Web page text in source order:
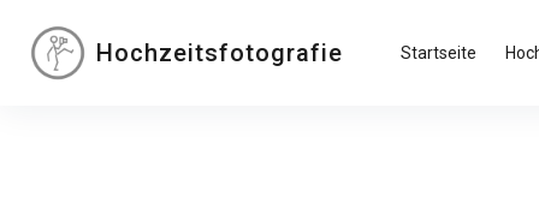
überspringenHochzeitsfotografie Startseite